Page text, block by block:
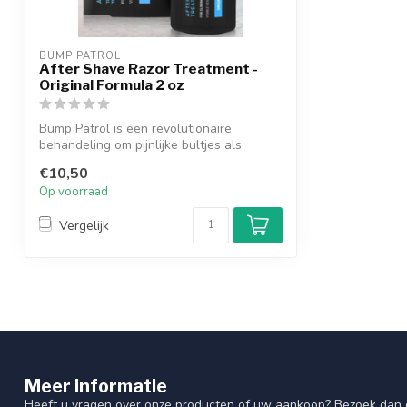
BUMP PATROL
After Shave Razor Treatment -
Original Formula 2 oz
Bump Patrol is een revolutionaire
behandeling om pijnlijke bultjes als
€10,50
Op voorraad
Vergelijk
Meer informatie